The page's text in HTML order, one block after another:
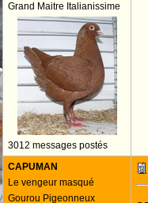
Grand Maitre Italianissime
3012 messages postés
CAPUMAN
Le vengeur masqué
Gourou Pigeonneux